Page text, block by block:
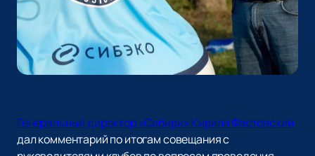
Генеральный директор «Сибири» Кирилл Фастовский
дал комментарий по итогам совещания с